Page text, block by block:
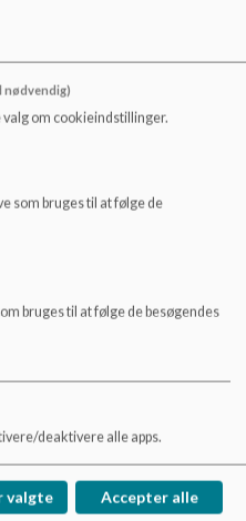
læringsaktiviteter
hentes viden, f.eks. gennem
men også et sted,
og hvor nye
relateret til det nye
til udstillinger af
billedkunst og håndværk
nødvendig)
om cookieindstillinger.
som bruges til at følge de
bruges til at følge de besøgendes
deaktivere alle apps.
valgte Accepter alle